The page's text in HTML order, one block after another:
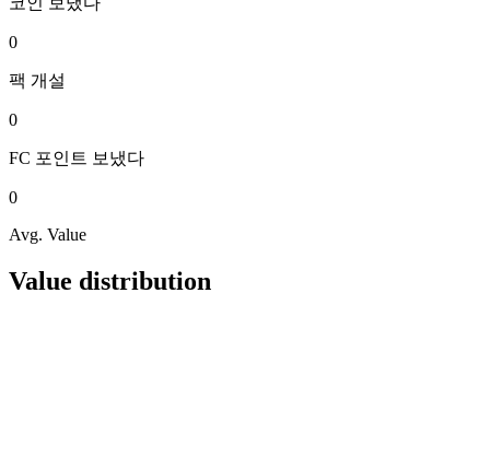
0
팩 개설
0
FC 포인트 보냈다
0
Avg. Value
Value distribution